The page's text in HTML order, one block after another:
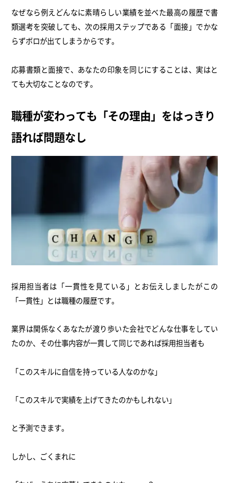
なぜなら例えどんなに素晴らしい業績を並べた最高の履歴で書
類選考を突破しても、次の採用ステップである「面接」でかな
らずボロが出てしまうからです。
応募書類と面接で、あなたの印象を同じにすることは、実はと
ても大切なことなのです。
職種が変わっても「その理由」をはっきり
語れば問題なし
採用担当者は「一貫性を見ている」とお伝えしましたがこの
「一貫性」とは職種の履歴です。
業界は関係なくあなたが渡り歩いた会社でどんな仕事をしてい
たのか、その仕事内容が一貫して同じであれば採用担当者も
「このスキルに自信を持っている人なのかな」
「このスキルで実績を上げてきたのかもしれない」
と予測できます。
しかし、ごくまれに